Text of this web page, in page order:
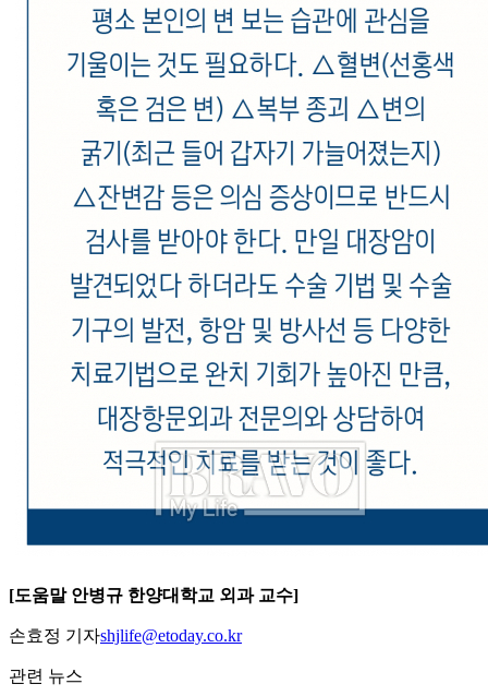
[도움말 안병규 한양대학교 외과 교수]
손효정 기자shjlife@etoday.co.kr
관련 뉴스